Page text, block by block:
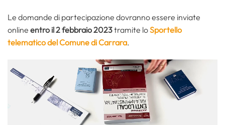
Le domande di partecipazione dovranno essere inviate
online entro il 2 febbraio 2023tramite loSportello
telematico del Comune di Carrara.